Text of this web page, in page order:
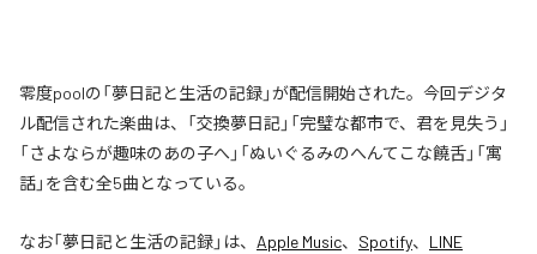
零度poolの「夢日記と生活の記録」が配信開始された。今回デジタ
ル配信された楽曲は、「交換夢日記」「完璧な都市で、君を見失う」
「さよならが趣味のあの子へ」「ぬいぐるみのへんてこな饒舌」「寓
話」を含む全5曲となっている。
なお「夢日記と生活の記録」は、 Apple Music、 Spotify、 LINE